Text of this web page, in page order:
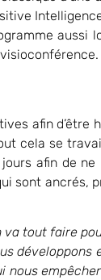
aussi
afin d’être
cela se
afin de
sont ancrés,
tout faire
développons